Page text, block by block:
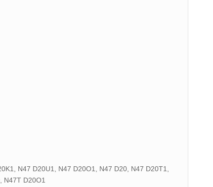
N47 D20U1, N47 D20O1, N47 D20, N47 D20T1,
N47T D20O1